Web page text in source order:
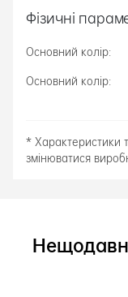
Фізичні
Основний колір:
Основний колір:
* Характеристики
змінюватися